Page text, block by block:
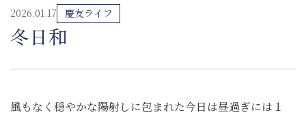
2026.01.17 慶友ライフ
冬日和
風もなく穏やかな陽射しに包まれた今日は昼過ぎには１